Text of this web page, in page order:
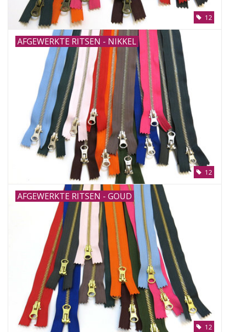
12
AFGEWERKTE RITSEN - NIKKEL
12
AFGEWERKTE RITSEN - GOUD
12